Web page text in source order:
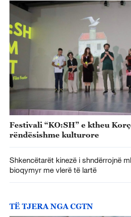
Festivali “KO:SH” e ktheu
rëndësishme kulturore
Shkencëtarët kinezë i shndërrojnë
bioqymyr me vlerë të lartë
TË TJERA NGA CGTN